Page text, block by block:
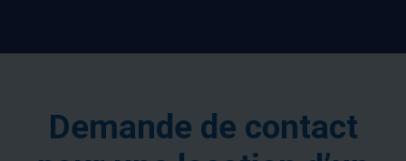
Demande de contact